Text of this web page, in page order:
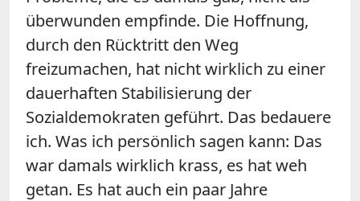
überwunden empfinde. Die Hoffnung,
durch den Rücktritt den Weg
freizumachen, hat nicht wirklich zu einer
dauerhaften Stabilisierung der
Sozialdemokraten geführt. Das bedauere
ich. Was ich persönlich sagen kann: Das
war damals wirklich krass, es hat weh
getan. Es hat auch ein paar Jahre